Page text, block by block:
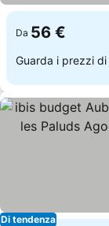
Da 56 €
Guarda i prezzi di
Di tendenza